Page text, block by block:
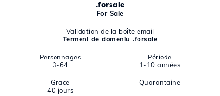
.forsale
For Sale
Validation de la boîte email
Termeni de domeniu .forsale
Personnages
3-64
Période
1-10 années
Grace
40 jours
Quarantaine
-